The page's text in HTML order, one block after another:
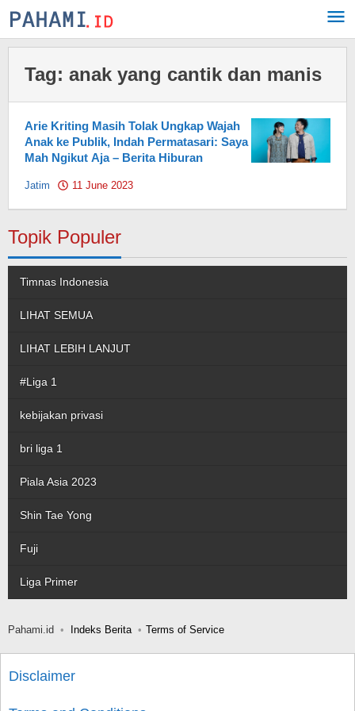
Skip
to
Tag: anak yang cantik dan manis
Arie Kriting Masih Tolak Ungkap Wajah
Anak ke Publik, Indah Permatasari: Saya
Mah Ngikut Aja – Berita Hiburan
Jatim 11 June 2023
Topik Populer
Timnas Indonesia
LIHAT SEMUA
LIHAT LEBIH LANJUT
#Liga 1
kebijakan privasi
bri liga 1
Piala Asia 2023
Shin Tae Yong
Fuji
Liga Primer
Pahami.id Indeks Berita Terms of Service
Disclaimer